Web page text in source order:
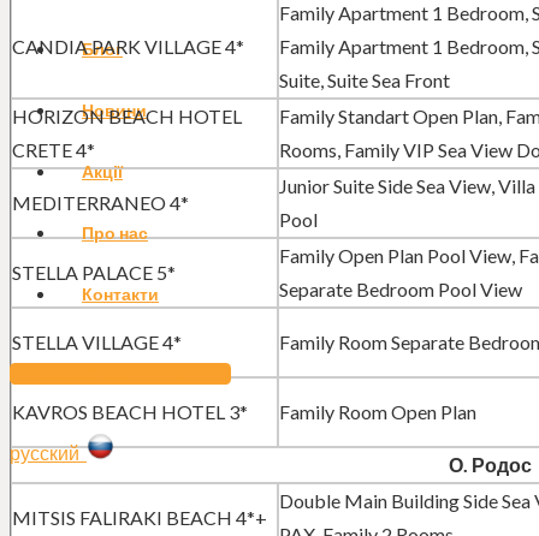
Блог
Новини
Акції
Про нас
Контакти
русский
CANDIA PARK VILLAGE 4*
Family Apartment 1 Bedroom,
Family Apartment 1 Bedroom,
Suite, Suite Sea Front
HORIZON BEACH HOTEL
CRETE 4*
Family Standart Open Plan,
Rooms, Family VIP Sea View
MEDITERRANEO 4*
Junior Suite Side Sea View,
Pool
STELLA PALACE 5*
Family Open Plan Pool View,
Separate Bedroom Pool View
STELLA VILLAGE 4* Family Room Separate
KAVROS BEACH HOTEL 3* Family Room Open Plan
О. Родос
MITSIS FALIRAKI BEACH 4*+
Double Main Building Side Sea